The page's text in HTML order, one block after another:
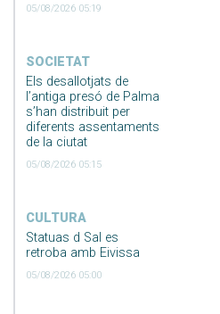
05/08/2026 05:19
SOCIETAT
Els desallotjats de
l’antiga presó de Palma
s’han distribuit per
diferents assentaments
de la ciutat
05/08/2026 05:15
CULTURA
Statuas d Sal es
retroba amb Eivissa
05/08/2026 05:00